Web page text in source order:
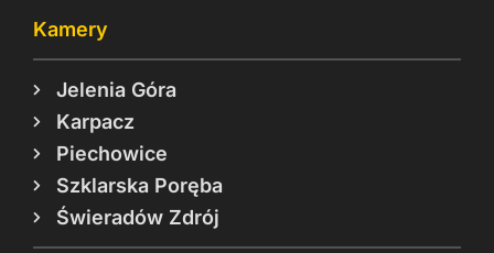
Kamery
Jelenia Góra
Karpacz
Piechowice
Szklarska Poręba
Świeradów Zdrój